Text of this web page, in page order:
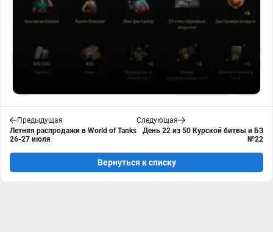
Предыдущая
Летняя распродажи в World of Tanks
26-27 июля
Следующая
День 22 из 50 Курской битвы и БЗ
№22
Вернуться к списку